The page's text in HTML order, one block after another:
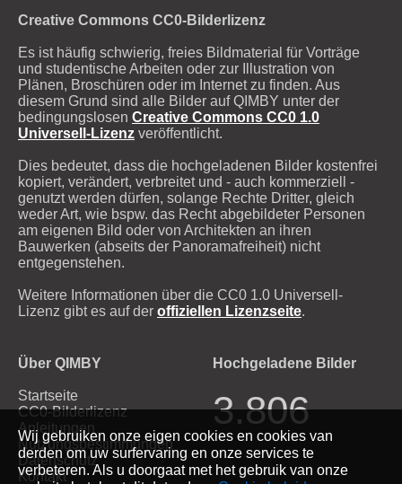
Wij gebruiken onze eigen cookies en cookies van
derden om uw surfervaring en onze services te
verbeteren. Als u doorgaat met het gebruik van onze
Creative Commons CC0-Bilderlizenz
Es ist häufig schwierig, freies Bildmaterial für Vorträge
und studentische Arbeiten oder zur Illustration von
Plänen, Broschüren oder im Internet zu finden. Aus
diesem Grund sind alle Bilder auf QIMBY unter der
bedingungslosen Creative Commons CC0 1.0
Universell-Lizenz veröffentlicht.
Dies bedeutet, dass die hochgeladenen Bilder kostenfrei
kopiert, verändert, verbreitet und - auch kommerziell -
genutzt werden dürfen, solange Rechte Dritter, gleich
weder Art, wie bspw. das Recht abgebildeter Personen
am eigenen Bild oder von Architekten an ihren
Bauwerken (abseits der Panoramafreiheit) nicht
entgegenstehen.
Weitere Informationen über die CC0 1.0 Universell-
Lizenz gibt es auf der offiziellen Lizenzseite.
Über QIMBY
Startseite
CC0-Bilderlizenz
Anleitungen
Nutzungsbestimmungen
Datenschutz
Kontakt
Hochgeladene Bilder
3.806